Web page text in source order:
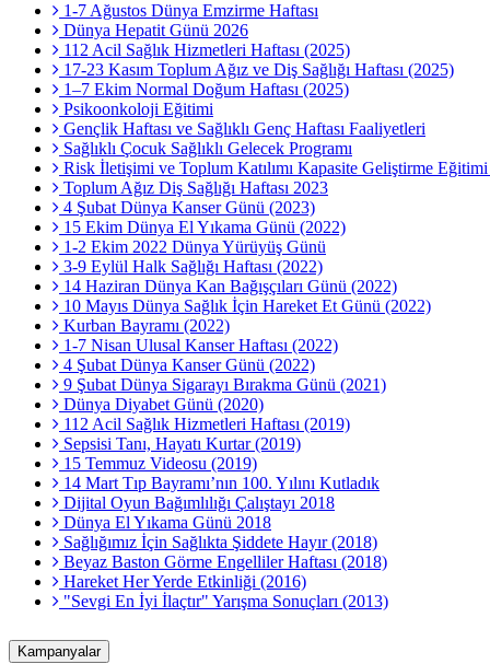
1-7 Ağustos Dünya Emzirme Haftası
Dünya Hepatit Günü 2026
112 Acil Sağlık Hizmetleri Haftası (2025)
17-23 Kasım Toplum Ağız ve Diş Sağlığı Haftası (2025)
1–7 Ekim Normal Doğum Haftası (2025)
Psikoonkoloji Eğitimi
Gençlik Haftası ve Sağlıklı Genç Haftası Faaliyetleri
Sağlıklı Çocuk Sağlıklı Gelecek Programı
Risk İletişimi ve Toplum Katılımı Kapasite Geliştirme
Toplum Ağız Diş Sağlığı Haftası 2023
4 Şubat Dünya Kanser Günü (2023)
15 Ekim Dünya El Yıkama Günü (2022)
1-2 Ekim 2022 Dünya Yürüyüş Günü
3-9 Eylül Halk Sağlığı Haftası (2022)
14 Haziran Dünya Kan Bağışçıları Günü (2022)
10 Mayıs Dünya Sağlık İçin Hareket Et Günü (2022)
Kurban Bayramı (2022)
1-7 Nisan Ulusal Kanser Haftası (2022)
4 Şubat Dünya Kanser Günü (2022)
9 Şubat Dünya Sigarayı Bırakma Günü (2021)
Dünya Diyabet Günü (2020)
112 Acil Sağlık Hizmetleri Haftası (2019)
Sepsisi Tanı, Hayatı Kurtar (2019)
15 Temmuz Videosu (2019)
14 Mart Tıp Bayramı’nın 100. Yılını Kutladık
Dijital Oyun Bağımlılığı Çalıştayı 2018
Dünya El Yıkama Günü 2018
Sağlığımız İçin Sağlıkta Şiddete Hayır (2018)
Beyaz Baston Görme Engelliler Haftası (2018)
Hareket Her Yerde Etkinliği (2016)
"Sevgi En İyi İlaçtır" Yarışma Sonuçları (2013)
Kampanyalar